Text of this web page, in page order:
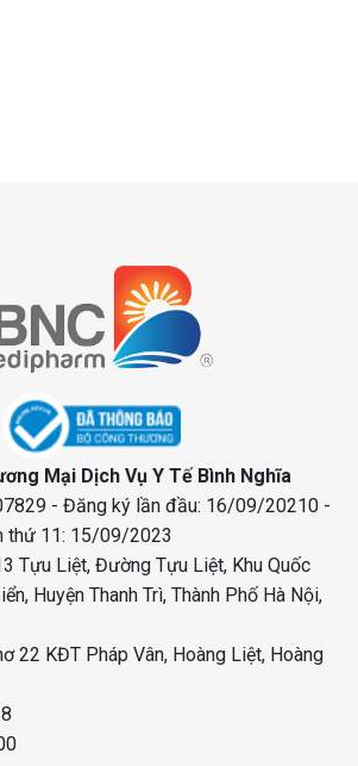
Mại Dịch Vụ Y Tế Bình Nghĩa
- Đăng ký lần đầu: 16/09/20210 -
thứ 11: 15/09/2023
Tựu Liệt, Đường Tựu Liệt, Khu Quốc
Huyện Thanh Trì, Thành Phố Hà Nội,
22 KĐT Pháp Vân, Hoàng Liệt, Hoàng